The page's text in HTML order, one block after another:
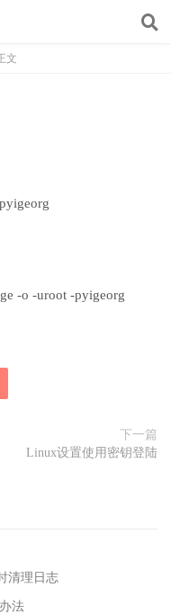
文
-o -uroot -pyigeorg
下一篇
Linux设置使用密钥登陆
清理日志
法